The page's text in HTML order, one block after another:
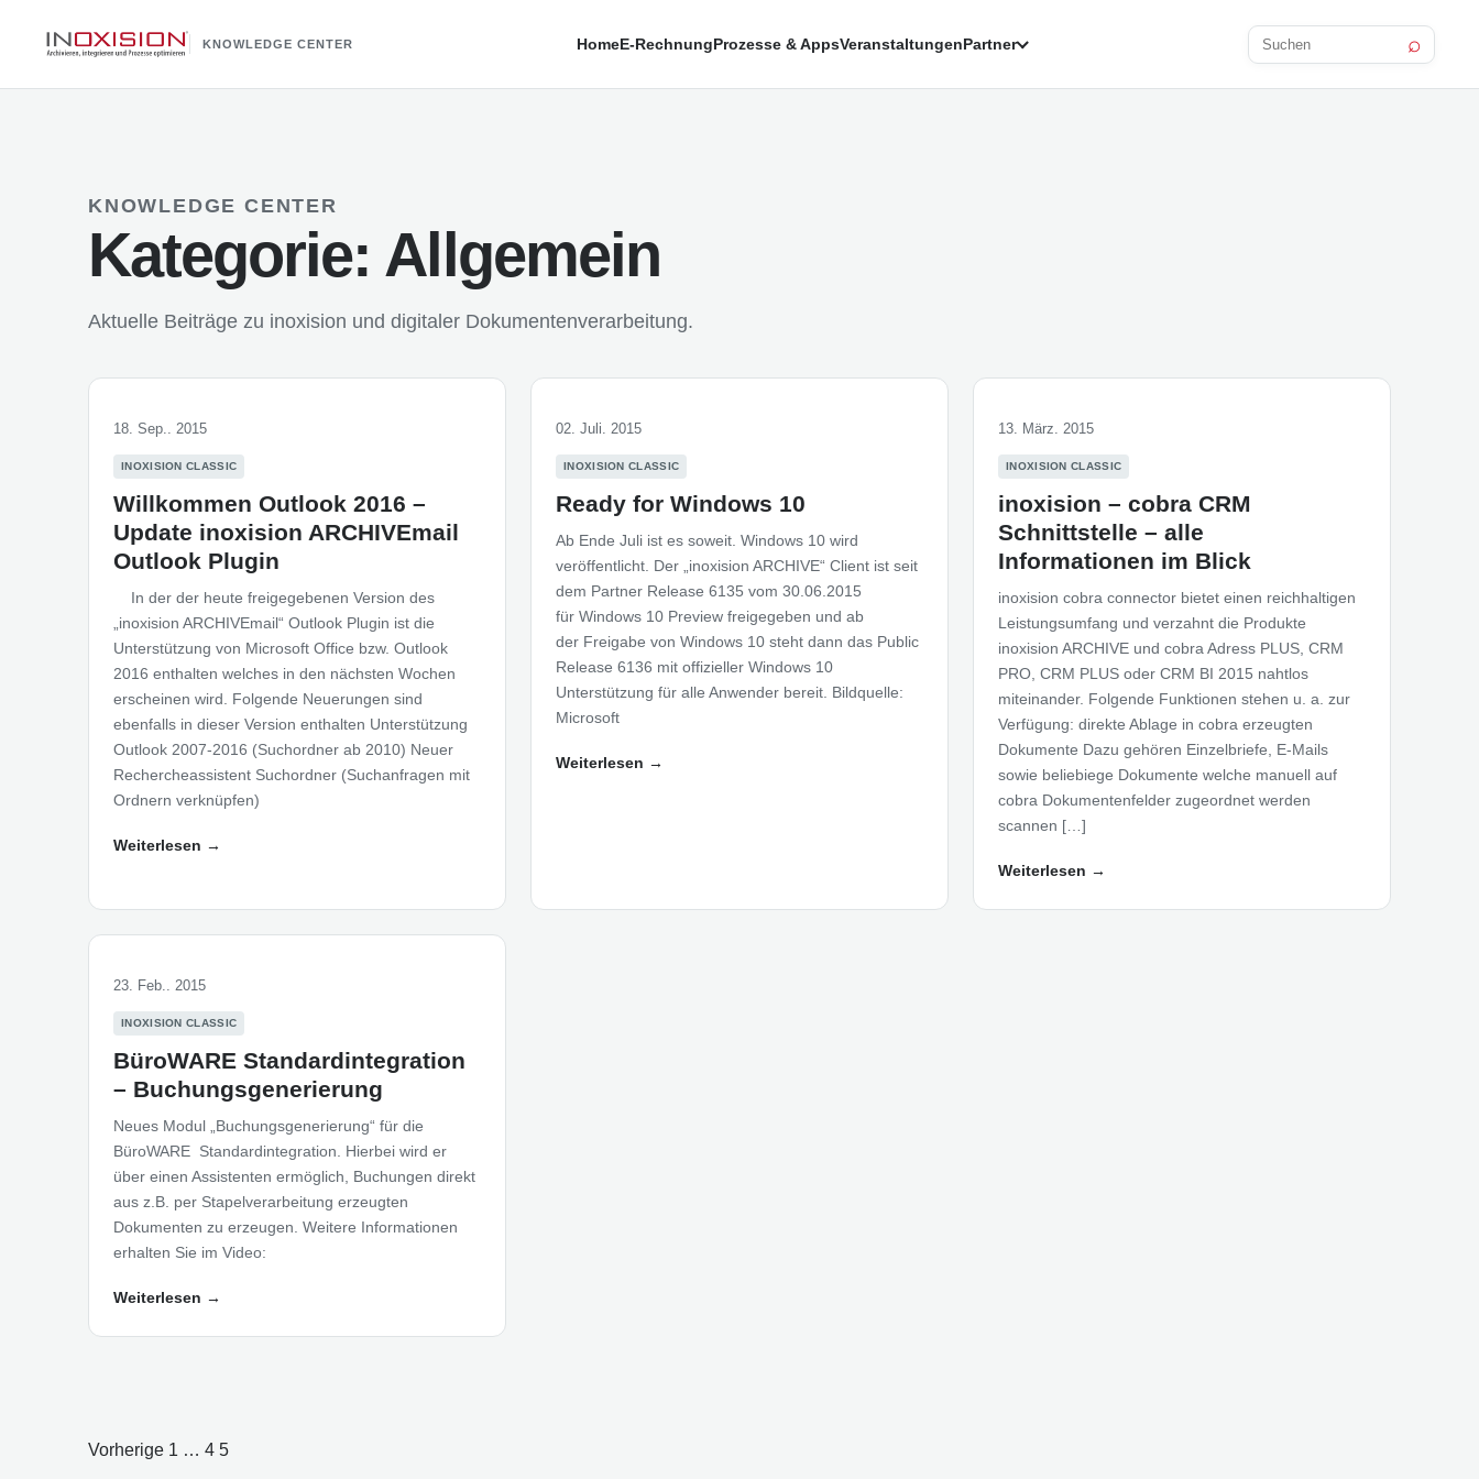
KNOWLEDGE CENTER HomeE-RechnungProzesse & AppsVeranstaltungenPartner
Beitrag
suchen
⌕
KNOWLEDGE CENTER
Kategorie: Allgemein
Aktuelle Beiträge zu inoxision und digitaler Dokumentenverarbeitung.
18. Sep.. 2015
INOXISION CLASSIC
Willkommen Outlook 2016 –
Update inoxision ARCHIVEmail
Outlook Plugin
In der der heute freigegebenen Version des
„inoxision ARCHIVEmail“ Outlook Plugin ist die
Unterstützung von Microsoft Office bzw. Outlook
2016 enthalten welches in den nächsten Wochen
erscheinen wird. Folgende Neuerungen sind
ebenfalls in dieser Version enthalten Unterstützung
Outlook 2007-2016 (Suchordner ab 2010) Neuer
Rechercheassistent Suchordner (Suchanfragen mit
Ordnern verknüpfen)
Weiterlesen →
02. Juli. 2015
INOXISION CLASSIC
Ready for Windows 10
Ab Ende Juli ist es soweit. Windows 10 wird
veröffentlicht. Der „inoxision ARCHIVE“ Client ist seit
dem Partner Release 6135 vom 30.06.2015
für Windows 10 Preview freigegeben und ab
der Freigabe von Windows 10 steht dann das Public
Release 6136 mit offizieller Windows 10
Unterstützung für alle Anwender bereit. Bildquelle:
Microsoft
Weiterlesen →
13. März. 2015
INOXISION CLASSIC
inoxision – cobra CRM
Schnittstelle – alle
Informationen im Blick
inoxision cobra connector bietet einen reichhaltigen
Leistungsumfang und verzahnt die Produkte
inoxision ARCHIVE und cobra Adress PLUS, CRM
PRO, CRM PLUS oder CRM BI 2015 nahtlos
miteinander. Folgende Funktionen stehen u. a. zur
Verfügung: direkte Ablage in cobra erzeugten
Dokumente Dazu gehören Einzelbriefe, E-Mails
sowie beliebiege Dokumente welche manuell auf
cobra Dokumentenfelder zugeordnet werden
scannen […]
Weiterlesen →
23. Feb.. 2015
INOXISION CLASSIC
BüroWARE Standardintegration
– Buchungsgenerierung
Neues Modul „Buchungsgenerierung“ für die
BüroWARE Standardintegration. Hierbei wird er
über einen Assistenten ermöglich, Buchungen direkt
aus z.B. per Stapelverarbeitung erzeugten
Dokumenten zu erzeugen. Weitere Informationen
erhalten Sie im Video:
Weiterlesen →
Seitennummerierung
Vorherige 1 … 4 5